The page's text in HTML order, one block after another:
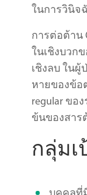
ในการวินิจ
การต่อต้าน
ในเชิงบวก
เชิงลบ ในผู้
หายของข้อ
regular ขอ
ข้นของสาร
กลุ่ม